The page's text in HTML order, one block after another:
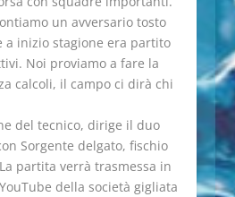
un avversario tosto
a inizio stagione era partito
Noi proviamo a fare la
calcoli, il campo ci dirà chi
del tecnico, dirige il duo
Sorgente delgato, fischio
partita verrà trasmessa in
della società gigliata